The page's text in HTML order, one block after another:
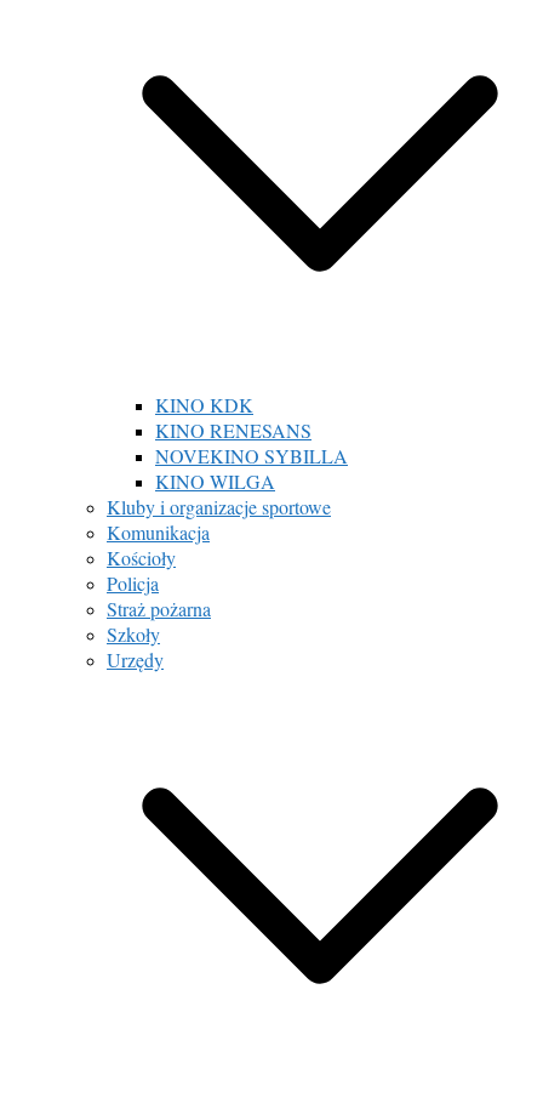
KINO KDK
KINO RENESANS
NOVEKINO SYBILLA
KINO WILGA
Kluby i organizacje sportowe
Komunikacja
Kościoły
Policja
Straż pożarna
Szkoły
Urzędy